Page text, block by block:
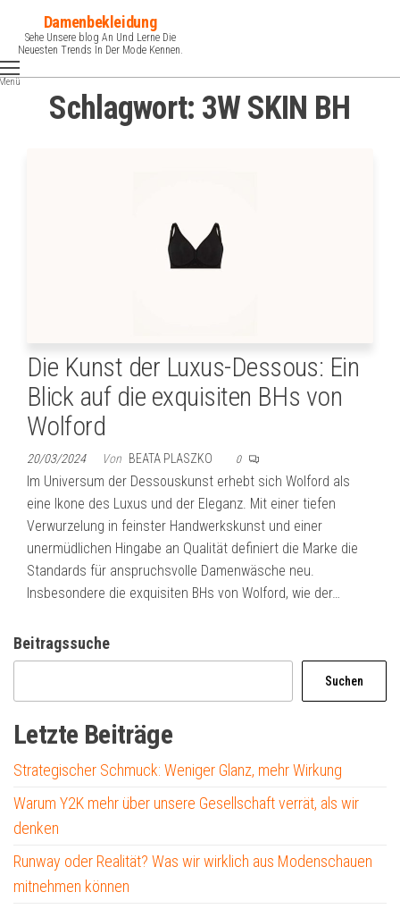
Inhalt
springen
Damenbekleidung
Sehe Unsere blog An Und Lerne Die
Neuesten Trends In Der Mode Kennen.
Schlagwort: 3W SKIN BH
Die Kunst der Luxus-Dessous: Ein
Blick auf die exquisiten BHs von
Wolford
20/03/2024 Von BEATA PLASZKO 0
Im Universum der Dessouskunst erhebt sich Wolford als
eine Ikone des Luxus und der Eleganz. Mit einer tiefen
Verwurzelung in feinster Handwerkskunst und einer
unermüdlichen Hingabe an Qualität definiert die Marke die
Standards für anspruchsvolle Damenwäsche neu.
Insbesondere die exquisiten BHs von Wolford, wie der…
Beitragssuche
Suchen
Letzte Beiträge
Strategischer Schmuck: Weniger Glanz, mehr Wirkung
Warum Y2K mehr über unsere Gesellschaft verrät, als wir
denken
Runway oder Realität? Was wir wirklich aus Modenschauen
mitnehmen können